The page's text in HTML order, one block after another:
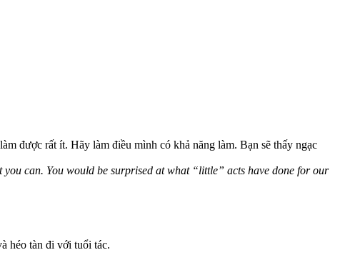
được rất ít. Hãy làm điều mình có khả năng làm. Bạn sẽ thấy ngạc
can. You would be surprised at what “little” acts have done for our
héo tàn đi với tuổi tác.